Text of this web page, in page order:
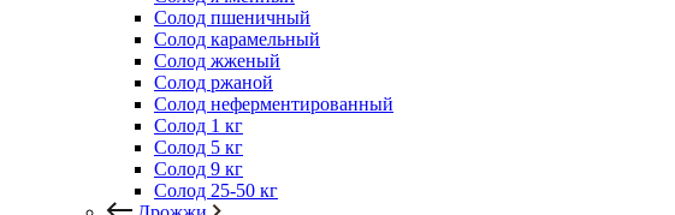
Солод пшеничный
Солод карамельный
Солод жженый
Солод ржаной
Солод неферментированный
Солод 1 кг
Солод 5 кг
Солод 9 кг
Солод 25-50 кг